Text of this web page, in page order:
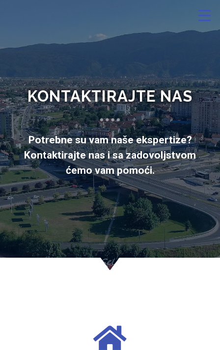
KONTAKTIRAJTE NAS
Potrebne su vam naše ekspertize?
Kontaktirajte nas i sa zadovoljstvom
ćemo vam pomoći.